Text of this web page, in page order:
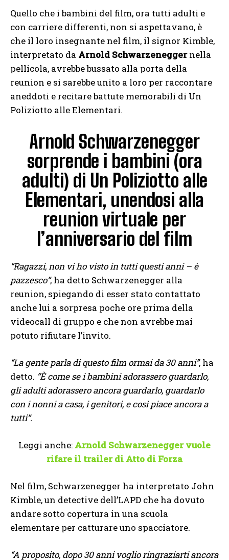
Quello che i bambini del film, ora tutti adulti e
con carriere differenti, non si aspettavano, è
che il loro insegnante nel film, il signor Kimble,
interpretato da Arnold Schwarzeneggernella
pellicola, avrebbe bussato alla porta della
reunion e si sarebbe unito a loro per raccontare
aneddoti e recitare battute memorabili di Un
Poliziotto alle Elementari.
Arnold Schwarzenegger
sorprende i bambini (ora
adulti) di Un Poliziotto alle
Elementari, unendosi alla
reunion virtuale per
l’anniversario del film
“Ragazzi, non vi ho visto in tutti questi anni – è
pazzesco”, ha detto Schwarzenegger alla
reunion, spiegando di esser stato contattato
anche lui a sorpresa poche ore prima della
videocall di gruppo e che non avrebbe mai
potuto rifiutare l’invito.
“La gente parla di questo film ormai da 30 anni”, ha
detto. “È come se i bambini adorassero guardarlo,
gli adulti adorassero ancora guardarlo, guardarlo
con i nonni a casa, i genitori, e così piace ancora a
tutti”.
Leggi anche: Arnold Schwarzenegger vuole
rifare il trailer di Atto di Forza
Nel film, Schwarzenegger ha interpretato John
Kimble, un detective dell’LAPD che ha dovuto
andare sotto copertura in una scuola
elementare per catturare uno spacciatore.
“A proposito, dopo 30 anni voglio ringraziarti ancora